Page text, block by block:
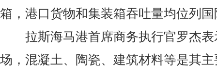
箱，港口货物和集装箱吞吐量均位列
拉斯海马港首席商务执行官罗杰表
场，混凝土、陶瓷、建筑材料等是其